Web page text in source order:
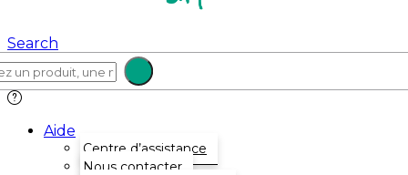
Search
Aide
Centre d’assistance
Nous contacter